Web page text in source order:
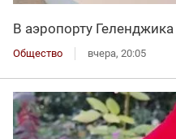
В аэропорту
Общество вчера, 20:05